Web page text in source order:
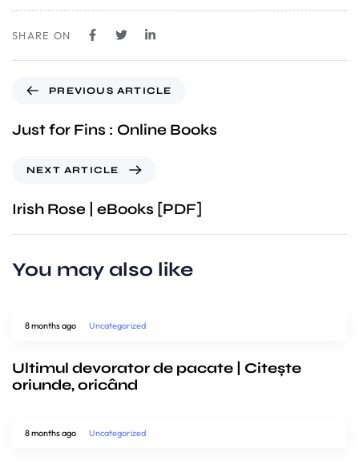
SHARE ON
PREVIOUS ARTICLE
Just for Fins : Online Books
NEXT ARTICLE
Irish Rose | eBooks [PDF]
You may also like
8 months ago Uncategorized
Ultimul devorator de pacate | Citește
oriunde, oricând
8 months ago Uncategorized